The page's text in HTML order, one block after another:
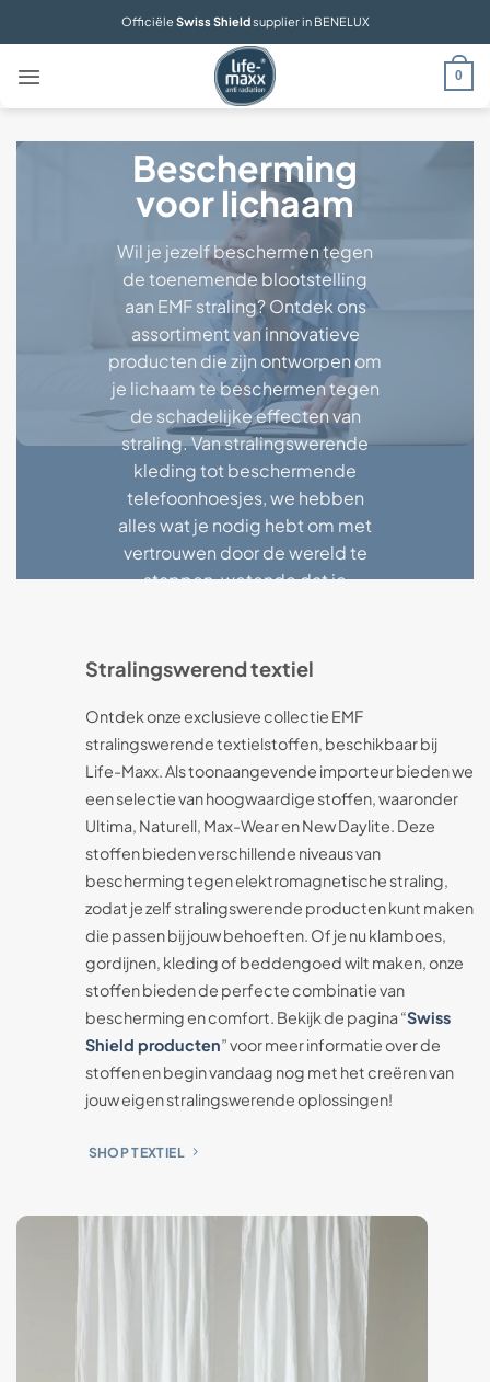
Officiële Swiss Shieldsupplier in BENELUX
0
Bescherming
voor lichaam
Wil je jezelf beschermen tegen
de toenemende blootstelling
aan EMF straling? Ontdek ons
assortiment van innovatieve
producten die zijn ontworpen om
je lichaam te beschermen tegen
de schadelijke effecten van
straling. Van stralingswerende
kleding tot beschermende
telefoonhoesjes, we hebben
alles wat je nodig hebt om met
vertrouwen door de wereld te
stappen, wetende dat je
Stralingswerend textiel
Ontdek onze exclusieve collectie EMF
stralingswerende textielstoffen, beschikbaar bij
Life-Maxx. Als toonaangevende importeur bieden we
een selectie van hoogwaardige stoffen, waaronder
Ultima, Naturell, Max-Wear en New Daylite. Deze
stoffen bieden verschillende niveaus van
bescherming tegen elektromagnetische straling,
zodat je zelf stralingswerende producten kunt maken
die passen bij jouw behoeften. Of je nu klamboes,
gordijnen, kleding of beddengoed wilt maken, onze
stoffen bieden de perfecte combinatie van
bescherming en comfort. Bekijk de pagina “Swiss
Shield producten” voor meer informatie over de
stoffen en begin vandaag nog met het creëren van
jouw eigen stralingswerende oplossingen!
SHOP TEXTIEL